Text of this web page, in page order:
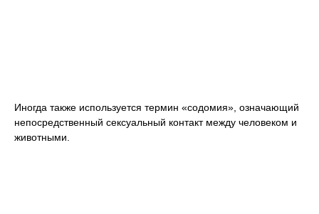
Иногда также используется термин «содомия», означающий
непосредственный сексуальный контакт между человеком и
животными.